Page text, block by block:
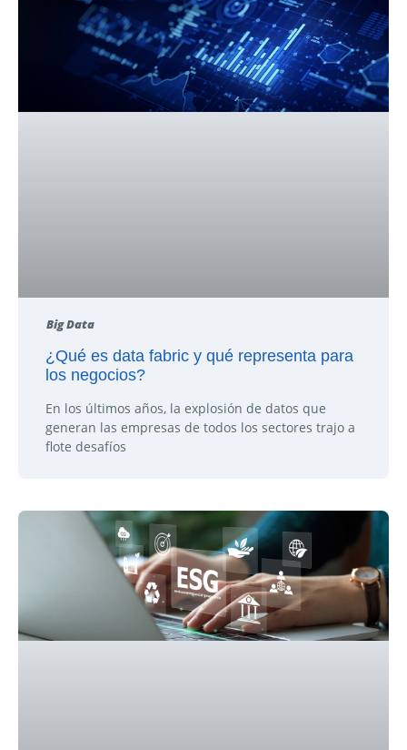
Big Data
¿Qué es data fabric y qué representa para
los negocios?
En los últimos años, la explosión de datos que
generan las empresas de todos los sectores trajo a
flote desafíos